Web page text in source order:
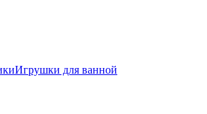
Игрушки для ванной